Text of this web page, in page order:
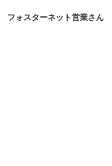
フォスターネット営業さん